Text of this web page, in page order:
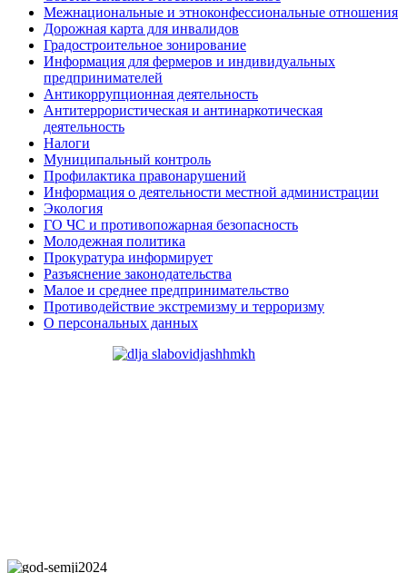
Межнациональные и этноконфессиональные отношения
Дорожная карта для инвалидов
Градостроительное зонирование
Информация для фермеров и индивидуальных
предпринимателей
Антикоррупционная деятельность
Антитеррористическая и антинаркотическая
деятельность
Налоги
Муниципальный контроль
Профилактика правонарушений
Информация о деятельности местной администрации
Экология
ГО ЧС и противопожарная безопасность
Молодежная политика
Прокуратура информирует
Разъяснение законодательства
Малое и среднее предпринимательство
Противодействие экстремизму и терроризму
О персональных данных